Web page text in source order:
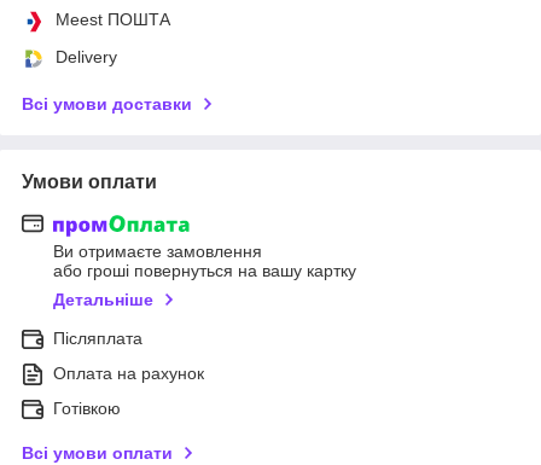
Meest ПОШТА
Delivery
Всі умови доставки
Умови оплати
Ви отримаєте замовлення
або гроші повернуться на вашу картку
Детальніше
Післяплата
Оплата на рахунок
Готівкою
Всі умови оплати